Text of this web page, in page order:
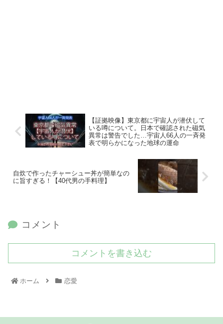
【証拠映像】東京都に宇宙人が潜伏して
いる噂について。日本で確認された磁気
異常は警告でした…宇宙人66人の一斉発
表で明らかになった地球の運命
自炊で作ったチャーシュー丼が簡単なの
に旨すぎる！【40代男の手料理】
コメント
コメントを書き込む
ホーム 恋愛